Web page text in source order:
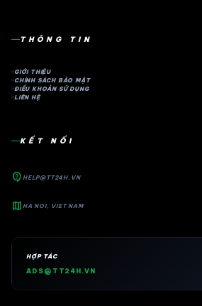
THÔNG TIN
GIỚI THIỆU
CHÍNH SÁCH BẢO MẬT
ĐIỀU KHOẢN SỬ DỤNG
LIÊN HỆ
KẾT NỐI
contact_support HELP@TT24H.VN
map HA NOI, VIET NAM
HỢP TÁC
ADS@TT24H.VN